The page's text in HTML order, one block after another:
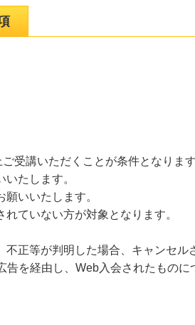
受講いただくことが条件となります
たします。
いいたします。
ていない方が対象となります。
正等が判明した場合、キャンセル
を経由し、Web入会されたものに